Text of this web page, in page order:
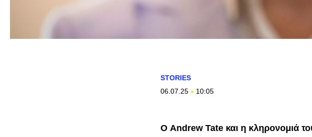
STORIES
06.07.25
10:05
Ο Andrew Tate και η κληρονομιά